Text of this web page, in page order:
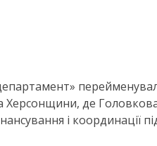
Херсонщини, де
і координації